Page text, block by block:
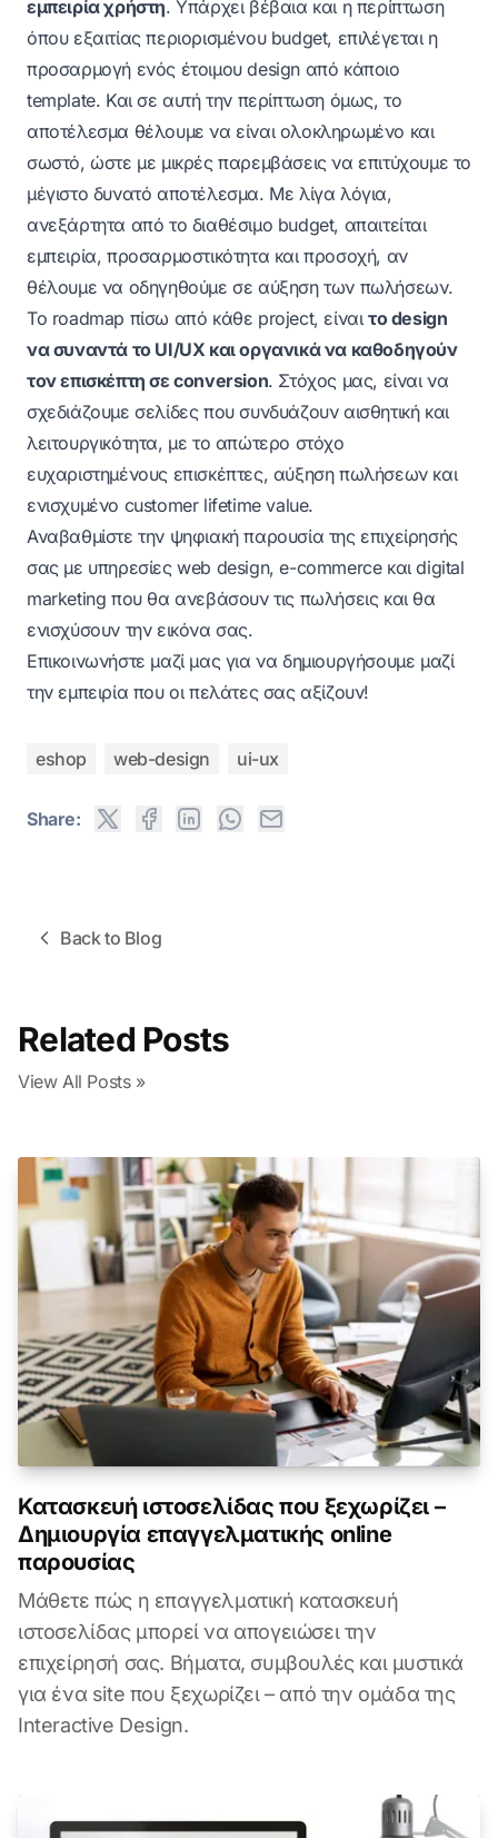
εμπειρία χρήστη. Υπάρχει βέβαια και η περίπτωση
όπου εξαιτίας περιορισμένου budget, επιλέγεται η
προσαρμογή ενός έτοιμου design από κάποιο
template. Και σε αυτή την περίπτωση όμως, το
αποτέλεσμα θέλουμε να είναι ολοκληρωμένο και
σωστό, ώστε με μικρές παρεμβάσεις να επιτύχουμε το
μέγιστο δυνατό αποτέλεσμα. Με λίγα λόγια,
ανεξάρτητα από το διαθέσιμο budget, απαιτείται
εμπειρία, προσαρμοστικότητα και προσοχή, αν
θέλουμε να οδηγηθούμε σε αύξηση των πωλήσεων.
Το roadmap πίσω από κάθε project, είναιτο design
να συναντά το UI/UX και οργανικά να καθοδηγούν
τον επισκέπτη σε conversion. Στόχος μας, είναι να
σχεδιάζουμε σελίδες που συνδυάζουν αισθητική και
λειτουργικότητα, με το απώτερο στόχο
ευχαριστημένους επισκέπτες, αύξηση πωλήσεων και
ενισχυμένο customer lifetime value.
Αναβαθμίστε την ψηφιακή παρουσία της επιχείρησής
σας με υπηρεσίες web design, e-commerce και digital
marketing που θα ανεβάσουν τις πωλήσεις και θα
ενισχύσουν την εικόνα σας.
Επικοινωνήστε μαζί μαςγια να δημιουργήσουμε μαζί
την εμπειρία που οι πελάτες σας αξίζουν!
eshop web-design ui-ux
Share:
Back to Blog
Related Posts
View All Posts »
Κατασκευή ιστοσελίδας που ξεχωρίζει –
Δημιουργία επαγγελματικής online
παρουσίας
Μάθετε πώς η επαγγελματική κατασκευή
ιστοσελίδας μπορεί να απογειώσει την
επιχείρησή σας. Βήματα, συμβουλές και μυστικά
για ένα site που ξεχωρίζει – από την ομάδα της
Interactive Design.